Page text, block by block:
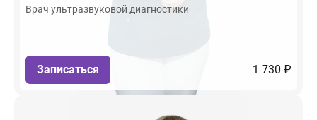
Врач ультразвуковой диагностики
Записаться 1 730 ₽